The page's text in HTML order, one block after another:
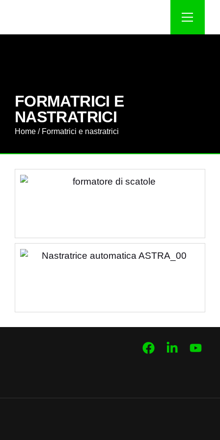
FORMATRICI E
NASTRATRICI
Home / Formatrici e nastratrici